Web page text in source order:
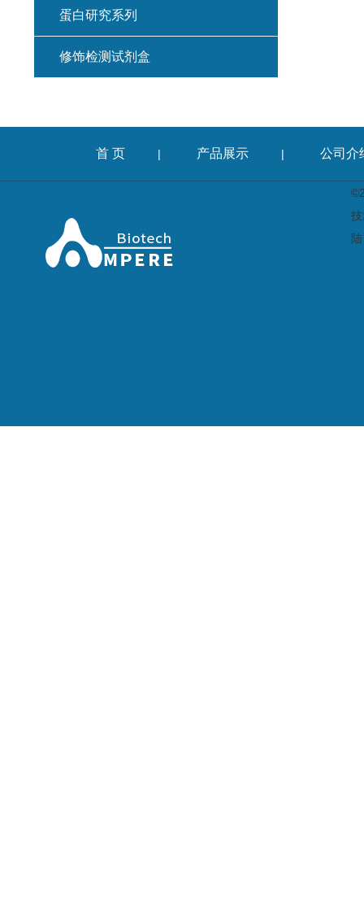
蛋白研究系列
修饰检测试剂盒
首 页 | 产品展示 | 公司介
陆